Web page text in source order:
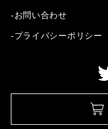
-お問い合わせ
-プライバシーポリシー